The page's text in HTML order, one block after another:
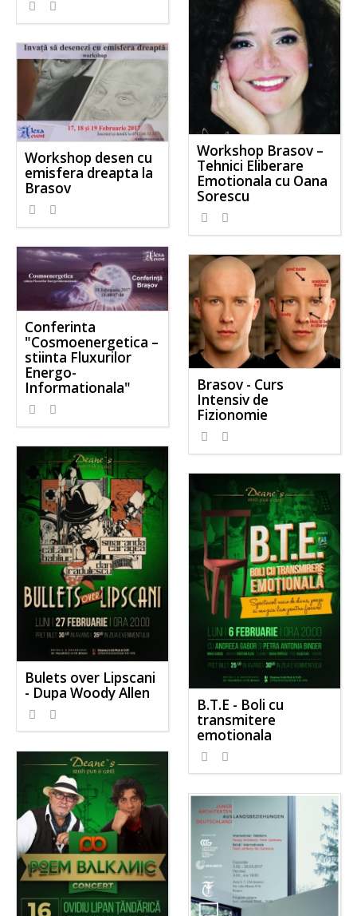
Workshop Brasov –
Tehnici Eliberare
Emotionala cu Oana
Sorescu
Workshop desen cu
emisfera dreapta la
Brasov
Conferinta
"Cosmoenergetica –
stiinta Fluxurilor
Energo-
Informationala"
Brasov - Curs
Intensiv de
Fizionomie
Bulets over Lipscani
- Dupa Woody Allen
B.T.E - Boli cu
transmitere
emotionala